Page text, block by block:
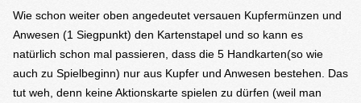
Wie schon weiter oben angedeutet versauen Kupfermünzen und
Anwesen (1 Siegpunkt) den Kartenstapel und so kann es
natürlich schon mal passieren, dass die 5 Handkarten(so wie
auch zu Spielbeginn) nur aus Kupfer und Anwesen bestehen. Das
tut weh, denn keine Aktionskarte spielen zu dürfen (weil man